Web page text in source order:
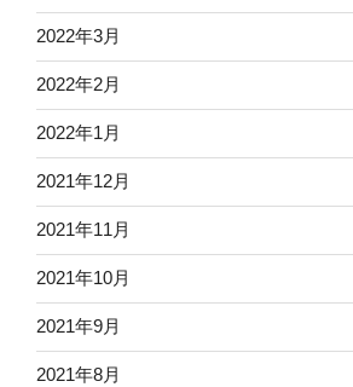
2022年3月
2022年2月
2022年1月
2021年12月
2021年11月
2021年10月
2021年9月
2021年8月